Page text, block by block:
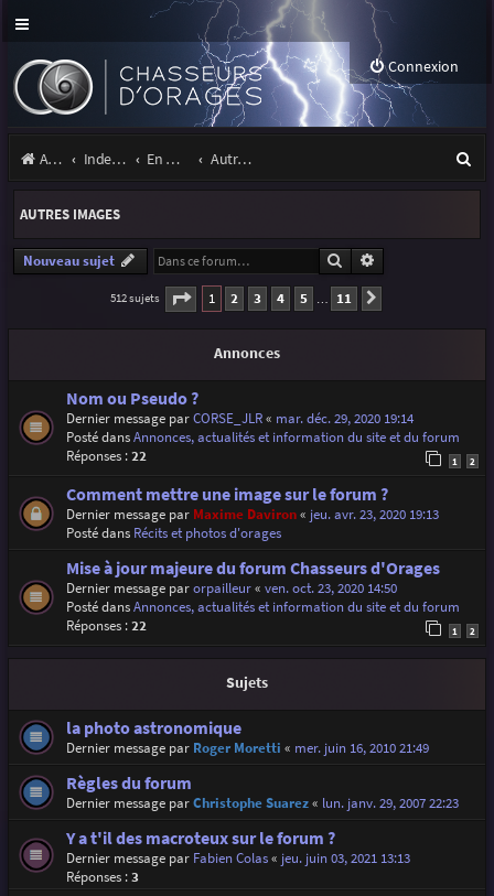
Connexion
Accueil Index du forum En marge des orages Autres images
e
r
AUTRES IMAGES
Nouveau sujet Rechercher
512 sujets Page 1sur 11
1 2 3 4 5 … 11
Annonces
Nom ou Pseudo ?
Dernier message parCORSE_JLR« mar. déc. 29, 2020 19:14
Posté dansAnnonces, actualités et information du site et du forum
Réponses :22 1 2
Comment mettre une image sur le forum ?
Dernier message par Maxime Daviron« jeu. avr. 23, 2020 19:13
Posté dans Récits et photos d'orages
Mise à jour majeure du forum Chasseurs d'Orages
Dernier message parorpailleur« ven. oct. 23, 2020 14:50
Posté dansAnnonces, actualités et information du site et du forum
Réponses :22 1 2
Sujets
la photo astronomique
Dernier message par Roger Moretti « mer. juin 16, 2010 21:49
Règles du forum
Dernier message parChristophe Suarez« lun. janv. 29, 2007 22:23
Y a t'il des macroteux sur le forum ?
Dernier message par Fabien Colas« jeu. juin 03, 2021 13:13
Réponses :3